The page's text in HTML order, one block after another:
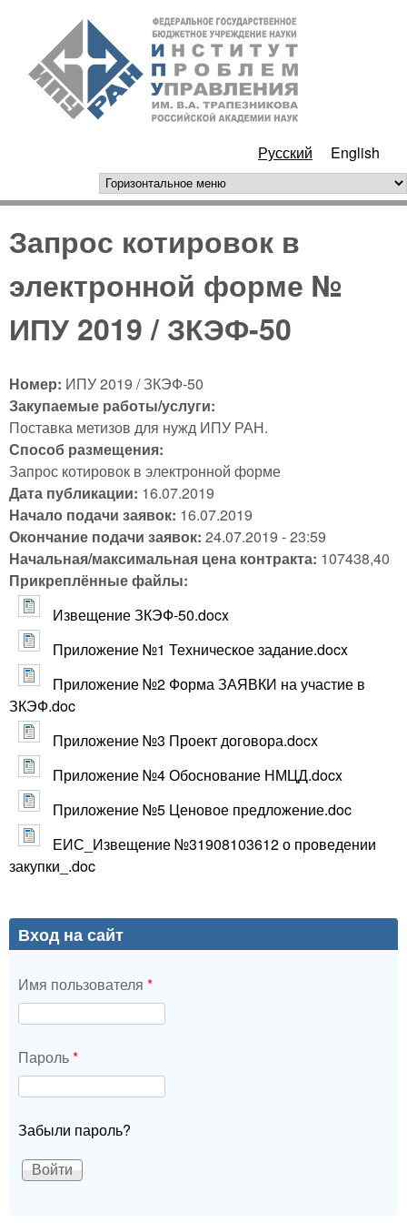
Перейти к основному
содержанию
РАН
Русский English
горизонтальное меню
Запрос котировок в
электронной форме №
ИПУ 2019 / ЗКЭФ-50
Номер: ИПУ 2019 / ЗКЭФ-50
Закупаемые работы/услуги:
Поставка метизов для нужд ИПУ РАН.
Способ размещения:
Запрос котировок в электронной форме
Дата публикации: 16.07.2019
Начало подачи заявок: 16.07.2019
Окончание подачи заявок: 24.07.2019 - 23:59
Начальная/максимальная цена контракта: 107438,40
Прикреплённые файлы:
Извещение ЗКЭФ-50.docx
Приложение №1 Техническое задание.docx
Приложение №2 Форма ЗАЯВКИ на участие в
ЗКЭФ.doc
Приложение №3 Проект договора.docx
Приложение №4 Обоснование НМЦД.docx
Приложение №5 Ценовое предложение.doc
ЕИС_Извещение №31908103612 о проведении
закупки_.doc
Вход на сайт
Имя пользователя *
Пароль*
Забыли пароль?